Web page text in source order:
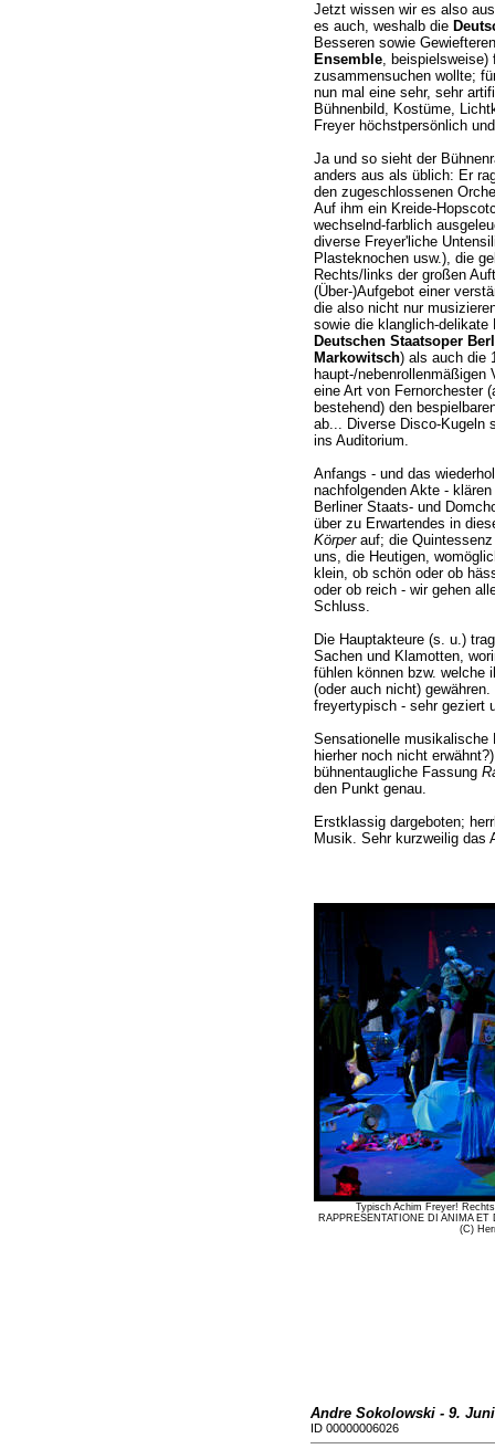
Jetzt wissen wir es also
es auch, weshalb die
Besseren sowie
Ensemble, beispielsweise)
zusammensuchen wollte;
nun mal eine sehr, sehr
Bühnenbild, Kostüme,
Freyer höchstpersönlich
Ja und so sieht der
anders aus als üblich: Er
den zugeschlossenen
Auf ihm ein Kreide-
wechselnd-farblich
diverse Freyer'liche
Plasteknochen usw.), die
Rechts/links der großen
(Über-)Aufgebot einer
die also nicht nur
sowie die klanglich-
Deutschen Staatsoper
Markowitsch) als auch die
haupt-/
eine Art von Fernorchester
bestehend) den
ab... Diverse Disco-Kugeln
ins Auditorium.
Anfangs - und das
nachfolgenden Akte -
Berliner Staats- und
über zu Erwartendes in
Körperauf; die Quintessenz
uns, die Heutigen,
klein, ob schön oder ob
oder ob reich - wir gehen
Schluss.
Die Hauptakteure (s. u.)
Sachen und Klamotten,
fühlen können bzw. welche
(oder auch nicht)
freyertypisch - sehr geziert
Sensationelle musikalische
hierher noch nicht
bühnentaugliche Fassung
den Punkt genau.
Erstklassig dargeboten;
Musik. Sehr kurzweilig das
Typisch Achim Freyer!
RAPPRESENTATIONE DI ANIMA
(C)
Andre Sokolowski - 9. Juni
ID 00000006026